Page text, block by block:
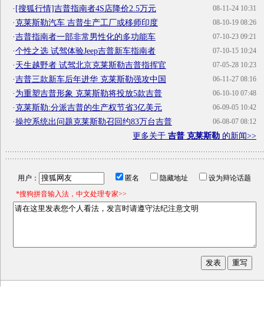
08-11-24 10:31
·[搜狐行情]吉普指南者4S店降价2.5万元
08-10-19 08:26
·克莱斯勒汽车 吉普生产工厂或移师印度
07-10-23 09:21
·吉普指南者一部非常男性化的多功能车
07-10-15 10:24
·个性之选 试驾体验Jeep吉普新车指南者
07-05-28 10:23
·天生越野者 试驾北京克莱斯勒吉普指挥官
06-11-27 08:16
·吉普三款新车后年进华 克莱斯勒强攻中国
06-10-10 07:48
·为重塑吉普形象 克莱斯勒将投放5款吉普
06-09-05 10:42
·克莱斯勒:分派吉普的生产权节省3亿美元
06-08-07 08:12
·操控系统出问题克莱斯勒召回约83万台吉普
更多关于 吉普 克莱斯勒 的新闻>>
用户： 匿名 隐藏地址
设为辩论话题
*搜狗拼音输入法，中文处理专家>>